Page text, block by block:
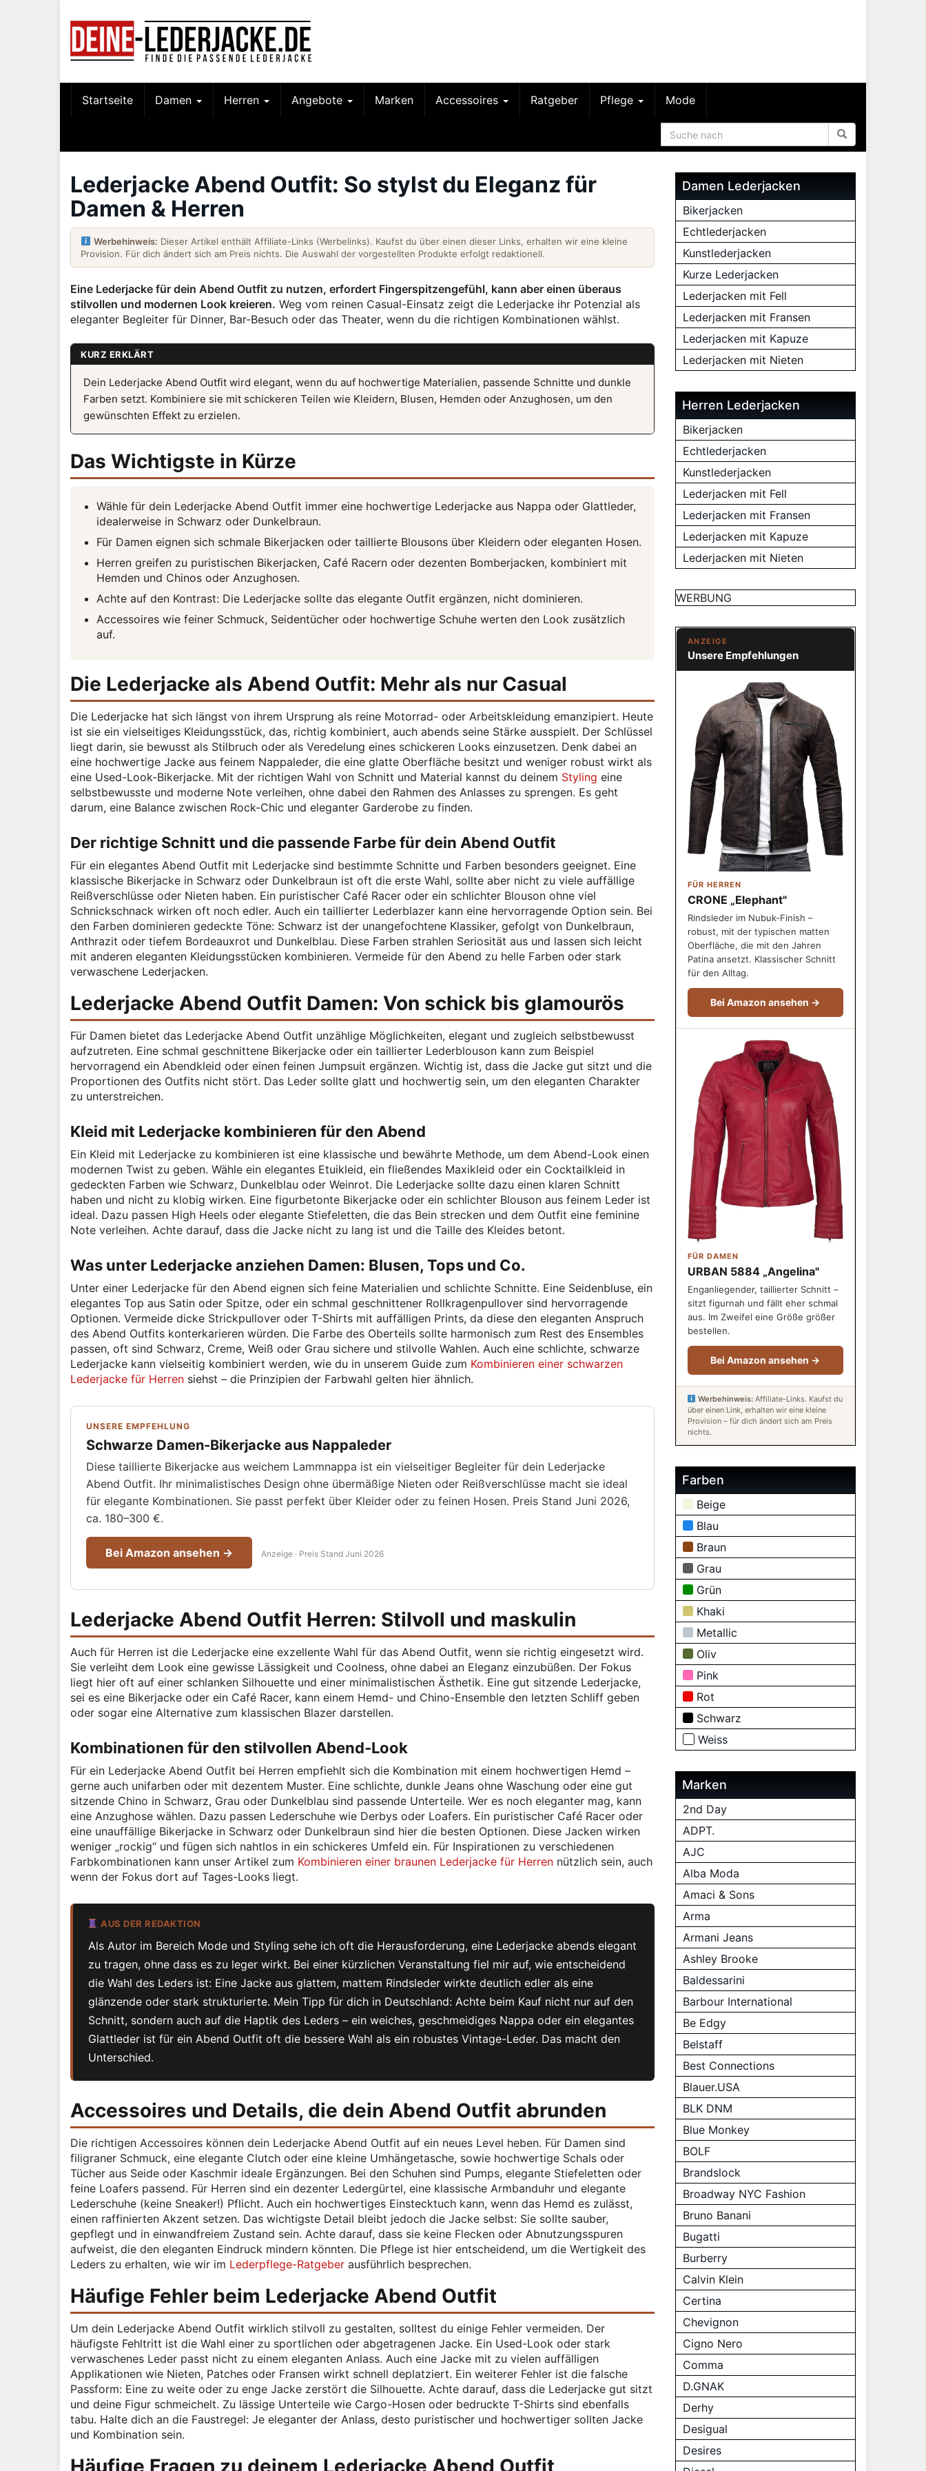
Startseite Damen Herren Angebote Marken Accessoires Ratgeber Pflege Mode
Lederjacke Abend Outfit: So stylst du Eleganz für
Damen & Herren
Werbehinweis: Dieser Artikel enthält Affiliate-Links (Werbelinks). Kaufst du über einen dieser Links, erhalten wir eine kleine
Provision. Für dich ändert sich am Preis nichts. Die Auswahl der vorgestellten Produkte erfolgt redaktionell.
Eine Lederjacke für dein Abend Outfit zu nutzen, erfordert Fingerspitzengefühl, kann aber einen überaus
stilvollen und modernen Look kreieren. Weg vom reinen Casual-Einsatz zeigt die Lederjacke ihr Potenzial als
eleganter Begleiter für Dinner, Bar-Besuch oder das Theater, wenn du die richtigen Kombinationen wählst.
KURZ ERKLÄRT
Dein Lederjacke Abend Outfit wird elegant, wenn du auf hochwertige Materialien, passende Schnitte und dunkle
Farben setzt. Kombiniere sie mit schickeren Teilen wie Kleidern, Blusen, Hemden oder Anzughosen, um den
gewünschten Effekt zu erzielen.
Das Wichtigste in Kürze
Wähle für dein Lederjacke Abend Outfit immer eine hochwertige Lederjacke aus Nappa oder Glattleder,
idealerweise in Schwarz oder Dunkelbraun.
Für Damen eignen sich schmale Bikerjacken oder taillierte Blousons über Kleidern oder eleganten Hosen.
Herren greifen zu puristischen Bikerjacken, Café Racern oder dezenten Bomberjacken, kombiniert mit
Hemden und Chinos oder Anzughosen.
Achte auf den Kontrast: Die Lederjacke sollte das elegante Outfit ergänzen, nicht dominieren.
Accessoires wie feiner Schmuck, Seidentücher oder hochwertige Schuhe werten den Look zusätzlich
auf.
Die Lederjacke als Abend Outfit: Mehr als nur Casual
Die Lederjacke hat sich längst von ihrem Ursprung als reine Motorrad- oder Arbeitskleidung emanzipiert. Heute
ist sie ein vielseitiges Kleidungsstück, das, richtig kombiniert, auch abends seine Stärke ausspielt. Der Schlüssel
liegt darin, sie bewusst als Stilbruch oder als Veredelung eines schickeren Looks einzusetzen. Denk dabei an
eine hochwertige Jacke aus feinem Nappaleder, die eine glatte Oberfläche besitzt und weniger robust wirkt als
eine Used-Look-Bikerjacke. Mit der richtigen Wahl von Schnitt und Material kannst du deinem Styling eine
selbstbewusste und moderne Note verleihen, ohne dabei den Rahmen des Anlasses zu sprengen. Es geht
darum, eine Balance zwischen Rock-Chic und eleganter Garderobe zu finden.
Der richtige Schnitt und die passende Farbe für dein Abend Outfit
Für ein elegantes Abend Outfit mit Lederjacke sind bestimmte Schnitte und Farben besonders geeignet. Eine
klassische Bikerjacke in Schwarz oder Dunkelbraun ist oft die erste Wahl, sollte aber nicht zu viele auffällige
Reißverschlüsse oder Nieten haben. Ein puristischer Café Racer oder ein schlichter Blouson ohne viel
Schnickschnack wirken oft noch edler. Auch ein taillierter Lederblazer kann eine hervorragende Option sein. Bei
den Farben dominieren gedeckte Töne: Schwarz ist der unangefochtene Klassiker, gefolgt von Dunkelbraun,
Anthrazit oder tiefem Bordeauxrot und Dunkelblau. Diese Farben strahlen Seriosität aus und lassen sich leicht
mit anderen eleganten Kleidungsstücken kombinieren. Vermeide für den Abend zu helle Farben oder stark
verwaschene Lederjacken.
Lederjacke Abend Outfit Damen: Von schick bis glamourös
Für Damen bietet das Lederjacke Abend Outfit unzählige Möglichkeiten, elegant und zugleich selbstbewusst
aufzutreten. Eine schmal geschnittene Bikerjacke oder ein taillierter Lederblouson kann zum Beispiel
hervorragend ein Abendkleid oder einen feinen Jumpsuit ergänzen. Wichtig ist, dass die Jacke gut sitzt und die
Proportionen des Outfits nicht stört. Das Leder sollte glatt und hochwertig sein, um den eleganten Charakter
zu unterstreichen.
Kleid mit Lederjacke kombinieren für den Abend
Ein Kleid mit Lederjacke zu kombinieren ist eine klassische und bewährte Methode, um dem Abend-Look einen
modernen Twist zu geben. Wähle ein elegantes Etuikleid, ein fließendes Maxikleid oder ein Cocktailkleid in
gedeckten Farben wie Schwarz, Dunkelblau oder Weinrot. Die Lederjacke sollte dazu einen klaren Schnitt
haben und nicht zu klobig wirken. Eine figurbetonte Bikerjacke oder ein schlichter Blouson aus feinem Leder ist
ideal. Dazu passen High Heels oder elegante Stiefeletten, die das Bein strecken und dem Outfit eine feminine
Note verleihen. Achte darauf, dass die Jacke nicht zu lang ist und die Taille des Kleides betont.
Was unter Lederjacke anziehen Damen: Blusen, Tops und Co.
Unter einer Lederjacke für den Abend eignen sich feine Materialien und schlichte Schnitte. Eine Seidenbluse, ein
elegantes Top aus Satin oder Spitze, oder ein schmal geschnittener Rollkragenpullover sind hervorragende
Optionen. Vermeide dicke Strickpullover oder T-Shirts mit auffälligen Prints, da diese den eleganten Anspruch
des Abend Outfits konterkarieren würden. Die Farbe des Oberteils sollte harmonisch zum Rest des Ensembles
passen, oft sind Schwarz, Creme, Weiß oder Grau sichere und stilvolle Wahlen. Auch eine schlichte, schwarze
Lederjacke kann vielseitig kombiniert werden, wie du in unserem Guide zum Kombinieren einer schwarzen
Lederjacke für Herren siehst – die Prinzipien der Farbwahl gelten hier ähnlich.
UNSERE EMPFEHLUNG
Schwarze Damen-Bikerjacke aus Nappaleder
Diese taillierte Bikerjacke aus weichem Lammnappa ist ein vielseitiger Begleiter für dein Lederjacke
Abend Outfit. Ihr minimalistisches Design ohne übermäßige Nieten oder Reißverschlüsse macht sie ideal
für elegante Kombinationen. Sie passt perfekt über Kleider oder zu feinen Hosen. Preis Stand Juni 2026,
ca. 180–300 €.
Bei Amazon ansehen → Anzeige · Preis Stand Juni 2026
Lederjacke Abend Outfit Herren: Stilvoll und maskulin
Auch für Herren ist die Lederjacke eine exzellente Wahl für das Abend Outfit, wenn sie richtig eingesetzt wird.
Sie verleiht dem Look eine gewisse Lässigkeit und Coolness, ohne dabei an Eleganz einzubüßen. Der Fokus
liegt hier oft auf einer schlanken Silhouette und einer minimalistischen Ästhetik. Eine gut sitzende Lederjacke,
sei es eine Bikerjacke oder ein Café Racer, kann einem Hemd- und Chino-Ensemble den letzten Schliff geben
oder sogar eine Alternative zum klassischen Blazer darstellen.
Kombinationen für den stilvollen Abend-Look
Für ein Lederjacke Abend Outfit bei Herren empfiehlt sich die Kombination mit einem hochwertigen Hemd –
gerne auch unifarben oder mit dezentem Muster. Eine schlichte, dunkle Jeans ohne Waschung oder eine gut
sitzende Chino in Schwarz, Grau oder Dunkelblau sind passende Unterteile. Wer es noch eleganter mag, kann
eine Anzughose wählen. Dazu passen Lederschuhe wie Derbys oder Loafers. Ein puristischer Café Racer oder
eine unauffällige Bikerjacke in Schwarz oder Dunkelbraun sind hier die besten Optionen. Diese Jacken wirken
weniger „rockig“ und fügen sich nahtlos in ein schickeres Umfeld ein. Für Inspirationen zu verschiedenen
Farbkombinationen kann unser Artikel zum Kombinieren einer braunen Lederjacke für Herren nützlich sein, auch
wenn der Fokus dort auf Tages-Looks liegt.
AUS DER REDAKTION
Als Autor im Bereich Mode und Styling sehe ich oft die Herausforderung, eine Lederjacke abends elegant
zu tragen, ohne dass es zu leger wirkt. Bei einer kürzlichen Veranstaltung fiel mir auf, wie entscheidend
die Wahl des Leders ist: Eine Jacke aus glattem, mattem Rindsleder wirkte deutlich edler als eine
glänzende oder stark strukturierte. Mein Tipp für dich in Deutschland: Achte beim Kauf nicht nur auf den
Schnitt, sondern auch auf die Haptik des Leders – ein weiches, geschmeidiges Nappa oder ein elegantes
Glattleder ist für ein Abend Outfit oft die bessere Wahl als ein robustes Vintage-Leder. Das macht den
Unterschied.
Accessoires und Details, die dein Abend Outfit abrunden
Die richtigen Accessoires können dein Lederjacke Abend Outfit auf ein neues Level heben. Für Damen sind
filigraner Schmuck, eine elegante Clutch oder eine kleine Umhängetasche, sowie hochwertige Schals oder
Tücher aus Seide oder Kaschmir ideale Ergänzungen. Bei den Schuhen sind Pumps, elegante Stiefeletten oder
feine Loafers passend. Für Herren sind ein dezenter Ledergürtel, eine klassische Armbanduhr und elegante
Lederschuhe (keine Sneaker!) Pflicht. Auch ein hochwertiges Einstecktuch kann, wenn das Hemd es zulässt,
einen raffinierten Akzent setzen. Das wichtigste Detail bleibt jedoch die Jacke selbst: Sie sollte sauber,
gepflegt und in einwandfreiem Zustand sein. Achte darauf, dass sie keine Flecken oder Abnutzungsspuren
aufweist, die den eleganten Eindruck mindern könnten. Die Pflege ist hier entscheidend, um die Wertigkeit des
Leders zu erhalten, wie wir im Lederpflege-Ratgeber ausführlich besprechen.
Häufige Fehler beim Lederjacke Abend Outfit
Um dein Lederjacke Abend Outfit wirklich stilvoll zu gestalten, solltest du einige Fehler vermeiden. Der
häufigste Fehltritt ist die Wahl einer zu sportlichen oder abgetragenen Jacke. Ein Used-Look oder stark
verwaschenes Leder passt nicht zu einem eleganten Anlass. Auch eine Jacke mit zu vielen auffälligen
Applikationen wie Nieten, Patches oder Fransen wirkt schnell deplatziert. Ein weiterer Fehler ist die falsche
Passform: Eine zu weite oder zu enge Jacke zerstört die Silhouette. Achte darauf, dass die Lederjacke gut sitzt
und deine Figur schmeichelt. Zu lässige Unterteile wie Cargo-Hosen oder bedruckte T-Shirts sind ebenfalls
tabu. Halte dich an die Faustregel: Je eleganter der Anlass, desto puristischer und hochwertiger sollten Jacke
und Kombination sein.
Häufige Fragen zu deinem Lederjacke Abend Outfit
Damen Lederjacken
Bikerjacken
Echtlederjacken
Kunstlederjacken
Kurze Lederjacken
Lederjacken mit Fell
Lederjacken mit Fransen
Lederjacken mit Kapuze
Lederjacken mit Nieten
Herren Lederjacken
Bikerjacken
Echtlederjacken
Kunstlederjacken
Lederjacken mit Fell
Lederjacken mit Fransen
Lederjacken mit Kapuze
Lederjacken mit Nieten
WERBUNG
ANZEIGE
Unsere Empfehlungen
FÜR HERREN
CRONE „Elephant"
Rindsleder im Nubuk-Finish –
robust, mit der typischen matten
Oberfläche, die mit den Jahren
Patina ansetzt. Klassischer Schnitt
für den Alltag.
Bei Amazon ansehen →
FÜR DAMEN
URBAN 5884 „Angelina"
Enganliegender, taillierter Schnitt –
sitzt figurnah und fällt eher schmal
aus. Im Zweifel eine Größe größer
bestellen.
Bei Amazon ansehen →
Werbehinweis: Affiliate-Links. Kaufst du
über einen Link, erhalten wir eine kleine
Provision – für dich ändert sich am Preis
nichts.
Farben
Beige
Blau
Braun
Grau
Grün
Khaki
Metallic
Oliv
Pink
Rot
Schwarz
Weiss
Marken
2nd Day
ADPT.
AJC
Alba Moda
Amaci & Sons
Arma
Armani Jeans
Ashley Brooke
Baldessarini
Barbour International
Be Edgy
Belstaff
Best Connections
Blauer.USA
BLK DNM
Blue Monkey
BOLF
Brandslock
Broadway NYC Fashion
Bruno Banani
Bugatti
Burberry
Calvin Klein
Certina
Chevignon
Cigno Nero
Comma
D.GNAK
Derhy
Desigual
Desires